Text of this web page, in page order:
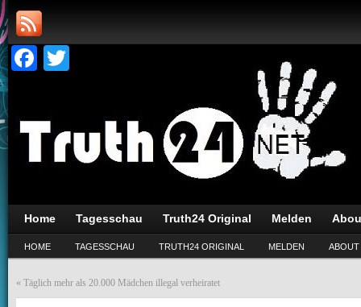
Facebook
Home Tagesschau Truth24 Original Melden
HOME TAGESSCHAU TRUTH24 ORIGINAL MELDEN ABOUT
« Täglich mehr als 20.000 Mädchen illegal verheiratet